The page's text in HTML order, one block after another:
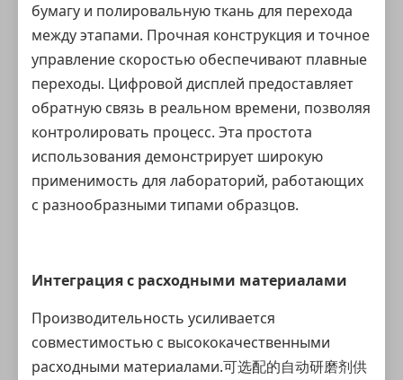
бумагу и полировальную ткань для перехода
между этапами. Прочная конструкция и точное
управление скоростью обеспечивают плавные
переходы. Цифровой дисплей предоставляет
обратную связь в реальном времени, позволяя
контролировать процесс. Эта простота
использования демонстрирует широкую
применимость для лабораторий, работающих
с разнообразными типами образцов.
Интеграция с расходными материалами
Производительность усиливается
совместимостью с высококачественными
расходными материалами.可选配的自动研磨剂供